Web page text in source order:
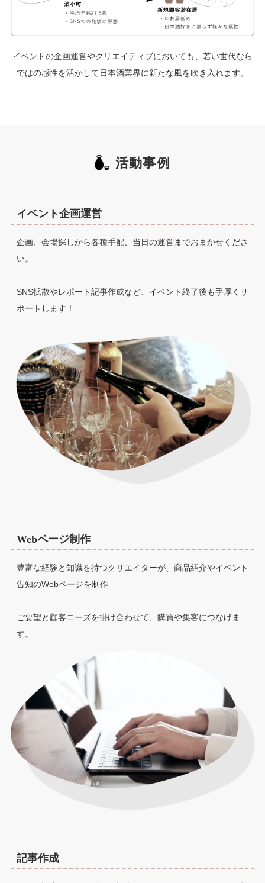
イベントの企画運営やクリエイティブにおいても、若い世代なら
ではの感性を活かして日本酒業界に新たな風を吹き入れます。
活動事例
イベント企画運営
企画、会場探しから各種手配、当日の運営までおまかせくださ
い。
SNS拡散やレポート記事作成など、イベント終了後も手厚くサ
ポートします！
Webページ制作
豊富な経験と知識を持つクリエイターが、商品紹介やイベント
告知のWebページを制作
ご要望と顧客ニーズを掛け合わせて、購買や集客につなげま
す。
記事作成